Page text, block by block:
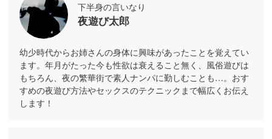
下半身の言いなり
夜遊び太郎
幼少時代からお姉さんの身体に興味があったことを覚えてい
ます。年月がたった今も性欲は衰えること無く、風俗遊びは
もちろん、夜の繁華街で素人ナンパに勤しむことも…。おす
すめの夜遊び方法やセックスのテクニックまで幅広くお伝え
します！